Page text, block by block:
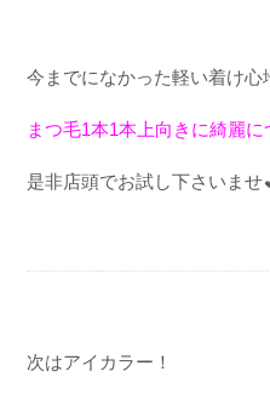
今までになかった軽い着け心
まつ毛1本1本上向きに綺麗に
是非店頭でお試し下さいませ
次はアイカラー！